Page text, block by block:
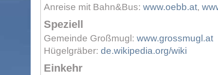
Anreise mit Bahn&Bus: www.oebb.at,
Speziell
Gemeinde Großmugl: www.grossmugl.at
Hügelgräber: de.wikipedia.org/wiki
Einkehr